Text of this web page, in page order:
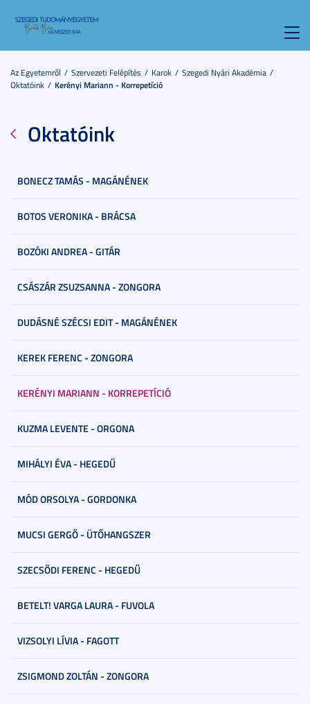
Az Egyetemről Szervezeti Felépítés Karok
Szegedi Nyári Akadémia
Oktatóink
Kerényi Mariann - Korrepetíció
Oktatóink
BONECZ TAMÁS - MAGÁNÉNEK
BOTOS VERONIKA - BRÁCSA
BOZÓKI ANDREA - GITÁR
CSÁSZÁR ZSUZSANNA - ZONGORA
DUDÁSNÉ SZÉCSI EDIT - MAGÁNÉNEK
KEREK FERENC - ZONGORA
KERÉNYI MARIANN - KORREPETÍCIÓ
KUZMA LEVENTE - ORGONA
MIHÁLYI ÉVA - HEGEDŰ
MÓD ORSOLYA - GORDONKA
MUCSI GERGŐ - ÜTŐHANGSZER
SZECSŐDI FERENC - HEGEDŰ
BETELT! VARGA LAURA - FUVOLA
VIZSOLYI LÍVIA - FAGOTT
ZSIGMOND ZOLTÁN - ZONGORA